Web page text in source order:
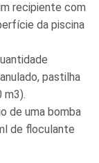
recipiente com
da piscina
pastilha
m3).
de uma bomba
de floculante